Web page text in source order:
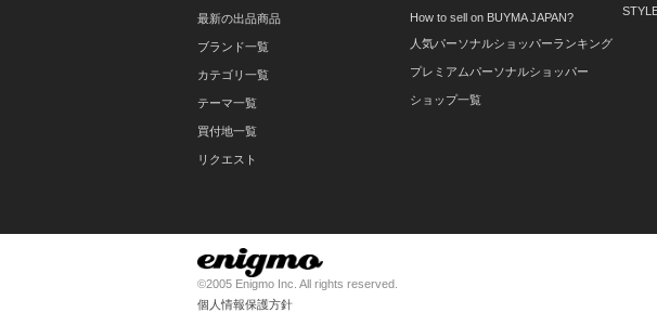
最新の出品商品
ブランド一覧
カテゴリ一覧
テーマ一覧
買付地一覧
リクエスト
How to sell on BUYMA JAPAN?
人気パーソナルショッパーランキング
プレミアムパーソナルショッパー
ショップ一覧
©2005 Enigmo Inc. All rights reserved.
個人情報保護方針